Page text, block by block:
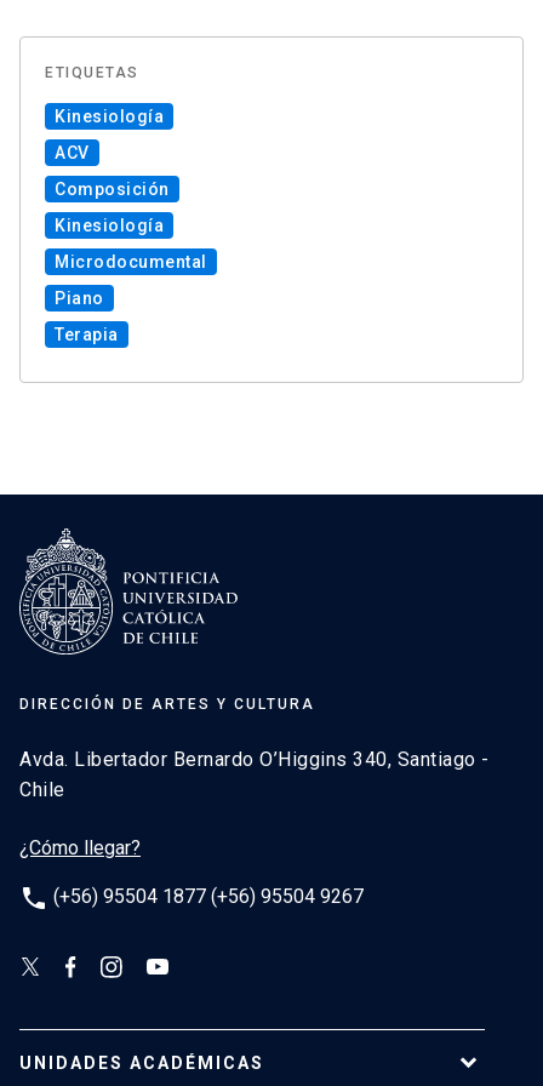
ETIQUETAS
Kinesiología
ACV
Composición
Kinesiología
Microdocumental
Piano
Terapia
DIRECCIÓN DE ARTES Y CULTURA
Avda. Libertador Bernardo O’Higgins 340, Santiago -
Chile
¿Cómo llegar?
phone (+56) 95504 1877 (+56) 95504 9267
UNIDADES ACADÉMICAS